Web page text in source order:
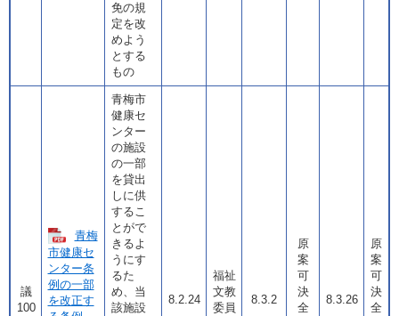
免の規
定を改
めよう
とする
もの
議
100
青梅
市健康セ
ンター条
例の一部
を改正す
青梅市
健康セ
ンター
の施設
の一部
を貸出
しに供
するこ
とがで
きるよ
うにす
るた
め、当
該施設
8.2.24
福祉
文教
委員
8.3.2
原
案
可
決
全
8.3.26
原
案
可
決
全